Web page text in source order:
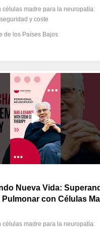
células madre para la neuropatía:
y coste
de los Países Bajos
Nueva Vida:
Pulmonar con Células
células madre para la neuropatía: